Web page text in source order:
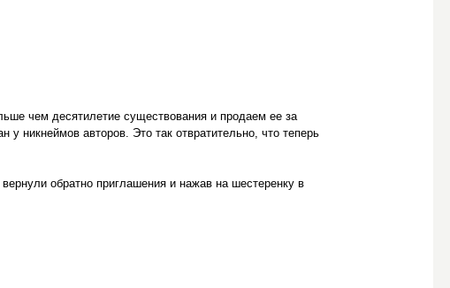
чем десятилетие существования и продаем ее за
никнеймов авторов. Это так отвратительно, что теперь
обратно приглашения и нажав на шестеренку в